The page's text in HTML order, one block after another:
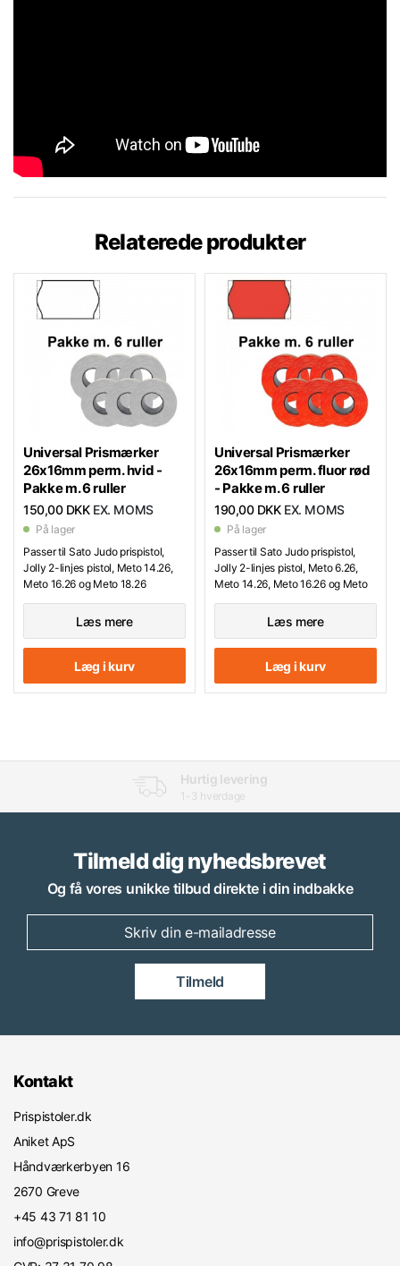
Relaterede produkter
Universal Prismærker
26x16mm perm. hvid -
Pakke m. 6 ruller
150,00 DKK EX. MOMS
På lager
Passer til Sato Judo prispistol,
Jolly 2-linjes pistol, Meto 14.26,
Meto 16.26 og Meto 18.26
Læs mere
Læg i kurv
Universal Prismærker
26x16mm perm. fluor rød
- Pakke m. 6 ruller
190,00 DKK EX. MOMS
På lager
Passer til Sato Judo prispistol,
Jolly 2-linjes pistol, Meto 6.26,
Meto 14.26, Meto 16.26 og Meto
18.26
Læs mere
Læg i kurv
30 års erfaring
Tilmeld dig nyhedsbrevet
Og få vores unikke tilbud direkte i din indbakke
Tilmeld
Kontakt
Prispistoler.dk
Aniket ApS
Håndværkerbyen 16
2670 Greve
+45 43 71 81 10
info@prispistoler.dk